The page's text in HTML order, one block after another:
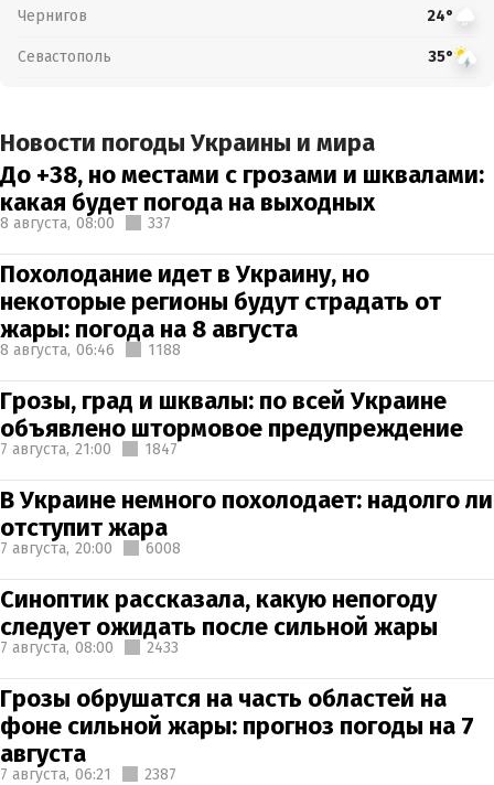
Чернигов 24°
Севастополь 35°
Новости погоды Украины и мира
До +38, но местами с грозами и шквалами:
какая будет погода на выходных
8 августа, 08:00 337
Похолодание идет в Украину, но
некоторые регионы будут страдать от
жары: погода на 8 августа
8 августа, 06:46 1188
Грозы, град и шквалы: по всей Украине
объявлено штормовое предупреждение
7 августа, 21:00 1847
В Украине немного похолодает: надолго ли
отступит жара
7 августа, 20:00 6008
Синоптик рассказала, какую непогоду
следует ожидать после сильной жары
7 августа, 08:00 2433
Грозы обрушатся на часть областей на
фоне сильной жары: прогноз погоды на 7
августа
7 августа, 06:21 2387